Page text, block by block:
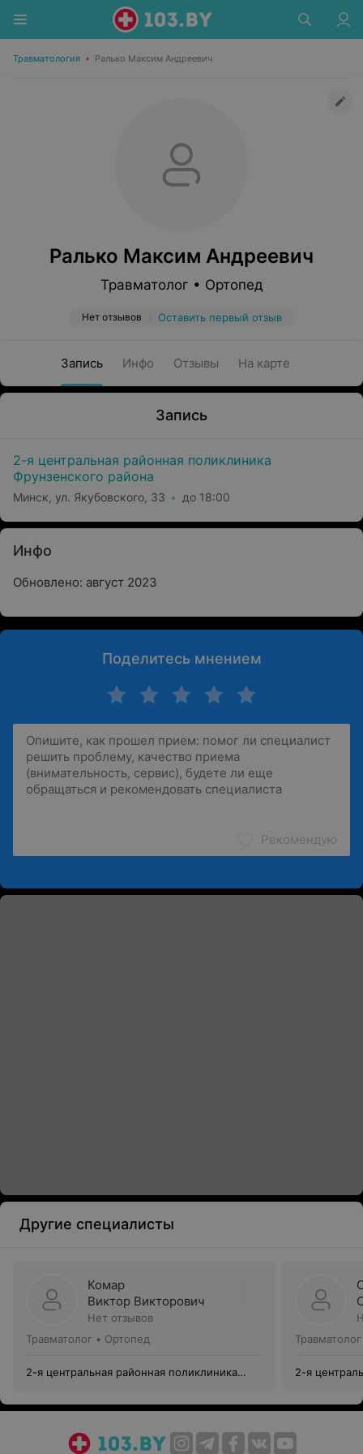
Травматология • Ралько Максим Андреевич
Ралько Максим Андреевич
Травматолог • Ортопед
Нет отзывов Оставить первый отзыв
Запись Инфо Отзывы На карте
Запись
2-я центральная районная поликлиника
Фрунзенского района
Минск, ул. Якубовского, 33 до 18:00
Инфо
Обновлено: август 2023
Поделитесь мнением
Рекомендую
Другие специалисты
Комар
Виктор Викторович
Нет отзывов
Травматолог • Ортопед
2-я центральная районная поликлиника
2-я